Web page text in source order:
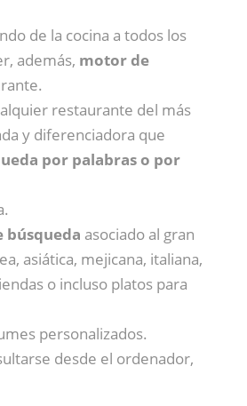
de la cocina a todos los
además, motor de
restaurante del más
y diferenciadora que
por palabras o por
búsqueda asociado al gran
asiática, mejicana, italiana,
o incluso platos para
personalizados.
desde el ordenador,